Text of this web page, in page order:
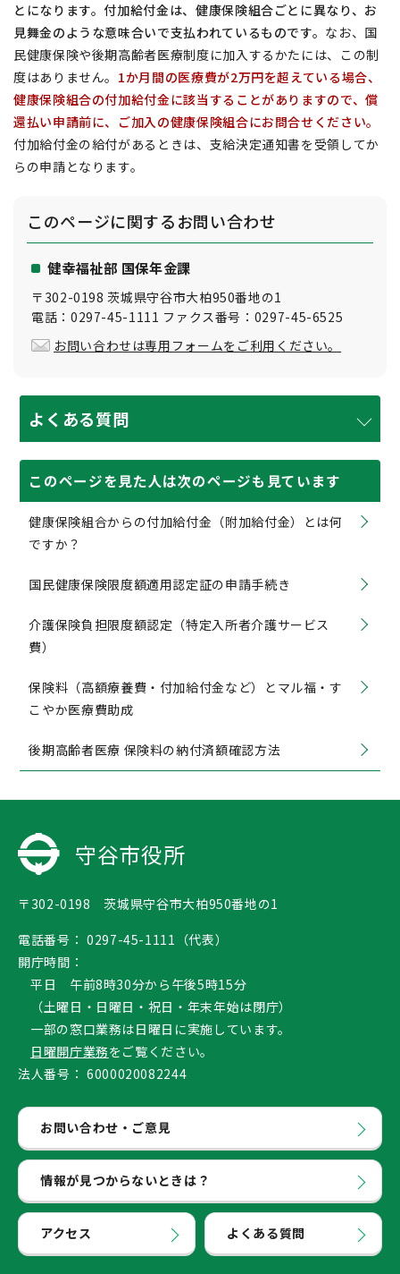
とになります。付加給付金は、健康保険組合ごとに異なり、お
見舞金のような意味合いで支払われているものです。 なお、国
民健康保険や後期高齢者医療制度に加入するかたには、この制
度はありません。 1か月間の医療費が2万円を超えている場合、
健康保険組合の付加給付金に該当することがありますので、償
還払い申請前に、ご加入の健康保険組合にお問合せください。
付加給付金の給付があるときは、支給決定通知書を受領してか
らの申請となります。
このページに関するお問い合わせ
健幸福祉部 国保年金課
〒302-0198 茨城県守谷市大柏950番地の1
電話：0297-45-1111 ファクス番号：0297-45-6525
お問い合わせは専用フォームをご利用ください。
よくある質問
このページを見た人は次のページも見ています
健康保険組合からの付加給付金（附加給付金）とは何
ですか？
国民健康保険限度額適用認定証の申請手続き
介護保険負担限度額認定（特定入所者介護サービス
費）
保険料（高額療養費・付加給付金など）とマル福・す
こやか医療費助成
後期高齢者医療 保険料の納付済額確認方法
守谷市役所
〒302-0198 茨城県守谷市大柏950番地の1
電話番号： 0297-45-1111（代表）
開庁時間：
平日 午前8時30分から午後5時15分
（土曜日・日曜日・祝日・年末年始は閉庁）
一部の窓口業務は日曜日に実施しています。
日曜開庁業務をご覧ください。
法人番号： 6000020082244
お問い合わせ・ご意見
情報が見つからないときは？
アクセス よくある質問